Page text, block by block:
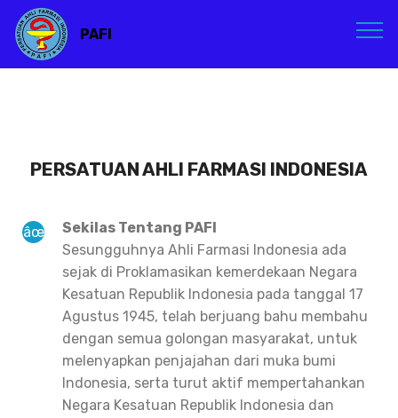
PAFI
PERSATUAN AHLI FARMASI INDONESIA
Sekilas Tentang PAFI
Sesungguhnya Ahli Farmasi Indonesia ada
sejak di Proklamasikan kemerdekaan Negara
Kesatuan Republik Indonesia pada tanggal 17
Agustus 1945, telah berjuang bahu membahu
dengan semua golongan masyarakat, untuk
melenyapkan penjajahan dari muka bumi
Indonesia, serta turut aktif mempertahankan
Negara Kesatuan Republik Indonesia dan